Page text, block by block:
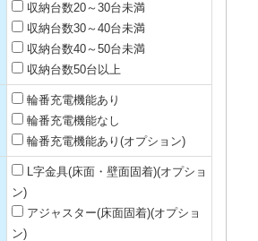
収納台数20～30台未満
収納台数30～40台未満
収納台数40～50台未満
収納台数50台以上
輪番充電機能あり
輪番充電機能なし
輪番充電機能あり(オプション)
L字金具(床面・壁面固着)(オプショ
ン)
アジャスター(床面固着)(オプショ
ン)